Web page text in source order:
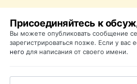
Присоединяйтесь к
Вы можете опубликовать сообщение
зарегистрироваться позже. Если у вас
него для написания от своего имени.